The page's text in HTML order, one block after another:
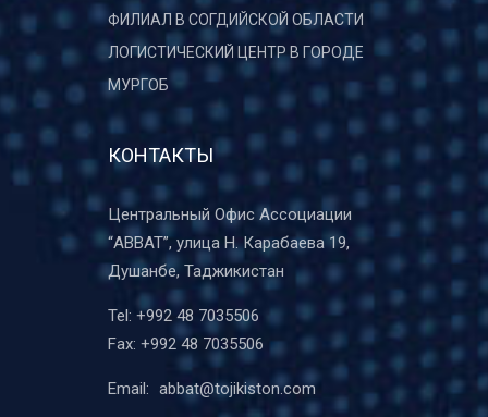
ФИЛИАЛ В СОГДИЙСКОЙ ОБЛАСТИ
ЛОГИСТИЧЕСКИЙ ЦЕНТР В ГОРОДЕ
МУРГОБ
КОНТАКТЫ
Центральный Офис Ассоциации
“ABBAT”, улица Н. Карабаева 19,
Душанбе, Таджикистан
Tel: +992 48 7035506
Fax: +992 48 7035506
Email: abbat@tojikiston.com